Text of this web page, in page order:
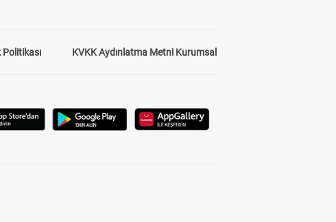
Politikası KVKK Aydınlatma Metni Kurumsal